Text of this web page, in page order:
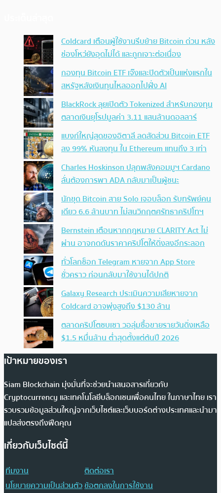
Coldcard เตือนผู้ใช้งานรีบย้าย Bitcoin ด่วน หลัง
ช่องโหว่ยังอุดไม่ได้ และถูกเจาะต่อเนื่อง
กองทุน Bitcoin ETF เจ๊งและปิดตัวเป็นแห่งแรกใน
สหรัฐหลังเงินทุนไหลออกไปฝั่ง AI
BlackRock ลุยเปิดตัว Tokenized สำหรับกองทุน
ตลาดเงินยุโรปมูลค่า 3.11 แสนล้านดอลลาร์
แบงก์ใหญ่สุดของอิตาลี ลดสัดส่วน Bitcoin ETF
ลง 99% หันลงทุน ใน Ethereum แทนถึง 3 เท่า
Charles Hoskinson ปลุกพลังคอมมูฯ Cardano
ลั่นต้องการพา ADA กลับมาเป็นผู้ชนะ
นักขุด Bitcoin สาย Solo เจอบล็อก รับทรัพย์คน
เดียว 6.6 ล้านบาท ไม่สนวิกฤตศรัทธาคริปโทฯ
Bernstein เตือนหากกฎหมาย CLARITY Act ไม่
ผ่าน อาจกดดันราคาคริปโตให้ดิ่งลงอีกระลอก
ทั่วโลกช็อก Telegram หายจาก App Store
ชั่วคราว ก่อนกลับมาใช้งานได้ปกติ
Galaxy Research ประเมินความเสียหายจาก
Coldcard อาจพุ่งสูงถึง $130 ล้าน
ตลาดคริปโตซบเซา วอลุ่มซื้อขายรายวันดิ่งเหลือ
$1.5 หมื่นล้าน ต่ำสุดตั้งแต่ต้นปี 2026
เป้าหมายของเรา
Siam Blockchain มุ่งมั่นที่จะช่วยนำเสนอสารเกี่ยวกับ
Cryptocurrency และเทคโนโลยีบล็อกเชนเพื่อคนไทย ในภาษาไทย เรา
รวบรวมข้อมูลส่วนใหญ่จากเว็บไซต์และเว็บบอร์ดต่างประเทศและนำมา
แปลส่งตรงถึงฟีดคุณ
เกี่ยวกับเว็บไซต์นี้
ทีมงาน
ติดต่อเรา
นโยบายความเป็นส่วนตัวข้อตกลงในการใช้งาน